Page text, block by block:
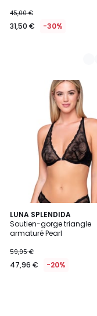
45,00 €
31,50 € -30%
LUNA SPLENDIDA
Soutien-gorge triangle
armaturé Pearl
59,95 €
47,96 € -20%